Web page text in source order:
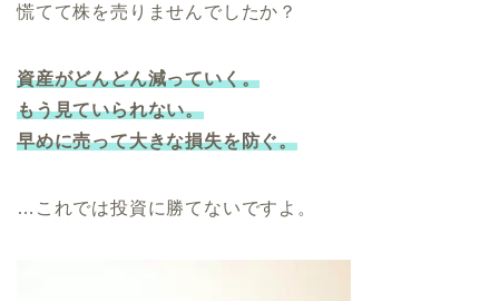
慌てて株を売りませんでしたか？
資産がどんどん減っていく。
もう見ていられない。
早めに売って大きな損失を防ぐ。
…これでは投資に勝てないですよ。